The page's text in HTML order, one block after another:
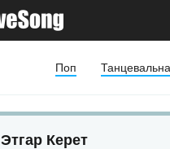
Поп
Этгар Керет